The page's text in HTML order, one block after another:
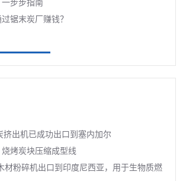
步步指南
锯末炭厂赚钱？
出机已成功出口到塞内加尔
烤炭块压缩成型线
材粉碎机出口到印度尼西亚，用于生物质燃